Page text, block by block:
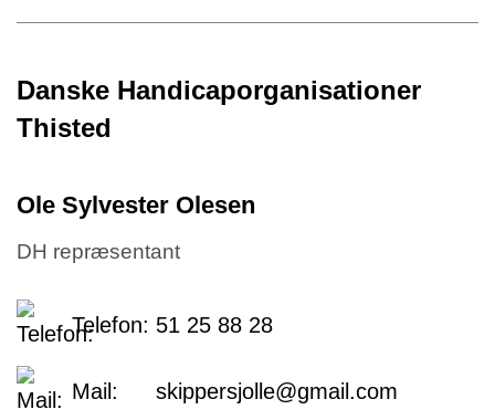
Danske Handicaporganisationer
Thisted
Ole Sylvester Olesen
DH repræsentant
Telefon: 51 25 88 28
Mail: skippersjolle@gmail.com